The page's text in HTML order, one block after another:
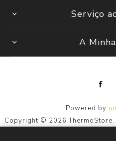
Serviço
A
Powered by
Copyright © 2026